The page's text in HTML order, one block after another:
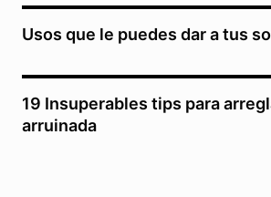
Usos que le puedes dar a tus
19 Insuperables tips para
arruinada